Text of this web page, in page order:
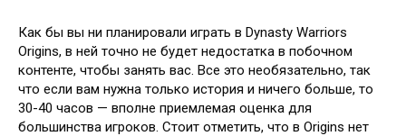
Как бы вы ни планировали играть в Dynasty Warriors
Origins, в ней точно не будет недостатка в побочном
контенте, чтобы занять вас. Все это необязательно, так
что если вам нужна только история и ничего больше, то
30-40 часов — вполне приемлемая оценка для
большинства игроков. Стоит отметить, что в Origins нет